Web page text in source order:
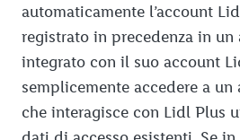
automaticamente l’account
registrato in precedenza in
integrato con il suo account
semplicemente accedere a
che interagisce con Lidl Plus